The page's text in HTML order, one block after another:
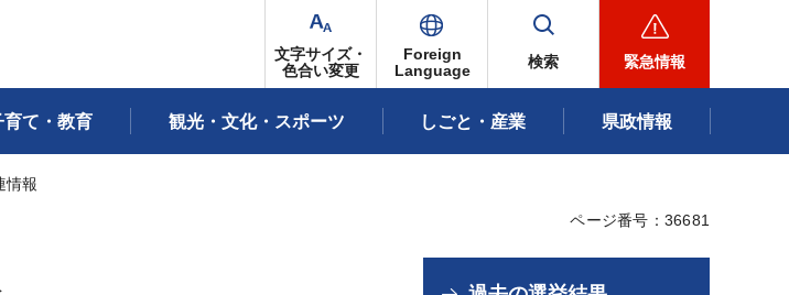
文字サイズ・
色合い変更
Foreign
Language
検索 緊急情報
育て・教育 観光・文化・スポーツ しごと・産業 県政情報
情報
ページ番号：36681